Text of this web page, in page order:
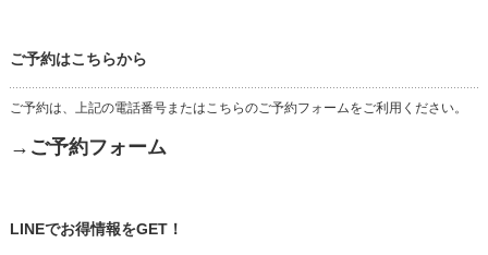
ご予約はこちらから
ご予約は、上記の電話番号またはこちらのご予約フォームをご利用ください。
→ご予約フォーム
LINEでお得情報をGET！